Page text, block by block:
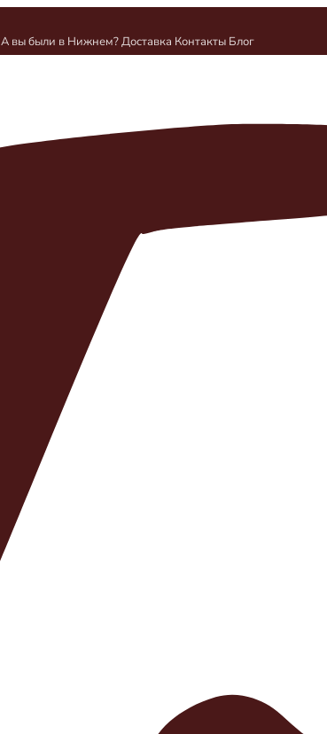
А вы были в Нижнем?Доставка Контакты Блог